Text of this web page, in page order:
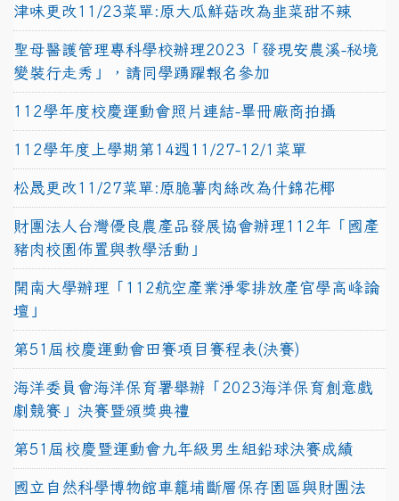
津味更改11/23菜單:原大瓜鮮菇改為韭菜甜不辣
聖母醫護管理專科學校辦理2023「發現安農溪-秘境
變裝行走秀」，請同學踴躍報名參加
112學年度校慶運動會照片連結-畢冊廠商拍攝
112學年度上學期第14週11/27-12/1菜單
松晟更改11/27菜單:原脆薯肉絲改為什錦花椰
財團法人台灣優良農產品發展協會辦理112年「國產
豬肉校園佈置與教學活動」
開南大學辦理「112航空產業淨零排放產官學高峰論
壇」
第51屆校慶運動會田賽項目賽程表(決賽)
海洋委員會海洋保育署舉辦「2023海洋保育創意戲
劇競賽」決賽暨頒獎典禮
第51屆校慶暨運動會九年級男生組鉛球決賽成績
國立自然科學博物館車籠埔斷層保存園區與財團法